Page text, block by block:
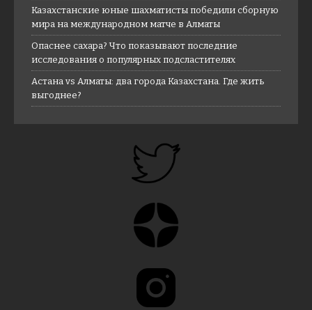
Казахстанские юные шахматисты победили сборную
мира на международном матче в Алматы
Опаснее сахара? Что показывают последние
исследования о популярных подсластителях
Астана vs Алматы: два города Казахстана. Где жить
выгоднее?